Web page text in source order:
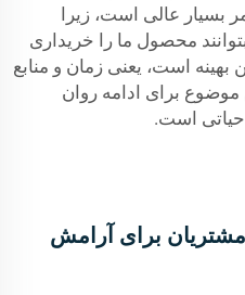
بسیار عالی است، زیرا
محصول ما را خریداری
بهینه است، یعنی زمان و منابع
برای ادامه روان
حیاتی است.
برای آرامش